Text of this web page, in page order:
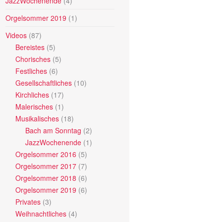
Orgelsommer 2019 (1)
Videos(87)
Bereistes(5)
Chorisches(5)
Festliches(6)
Gesellschaftliches(10)
Kirchliches(17)
Malerisches(1)
Musikalisches(18)
Bach am Sonntag (2)
JazzWochenende(1)
Orgelsommer 2016 (5)
Orgelsommer 2017(7)
Orgelsommer 2018 (6)
Orgelsommer 2019 (6)
Privates(3)
Weihnachtliches(4)